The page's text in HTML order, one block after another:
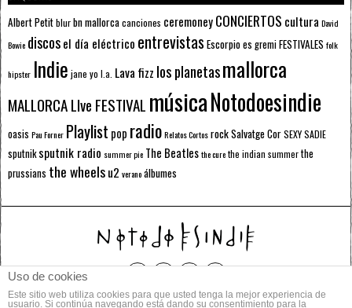
Albert Petitblurbn mallorcacanciones ceremoneyCONCIERTOS cultura David
Bowie discosel día eléctrico entrevistas Escorpioes gremiFESTIVALES folk
hipster Indie jane yo l.a. Lava fizz los planetasmallorca
MALLORCA LIve FESTIVAL músicaNotodoesindie
oasis Pau Forner Playlist pop radioRelatos CortosrockSalvatge CorSEXY SADIE
sputnik sputnik radio summer pie The Beatlesthe curethe indian summerthe
prussians the wheelsu2 veranoálbumes
© 2014 Todos los derechos reservados.
Uso de cookies
Este sitio web utiliza cookies para que usted tenga la mejor experiencia de
usuario. Si continúa navegando está dando su consentimiento para la